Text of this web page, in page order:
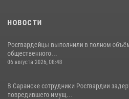
НОВОСТИ
Росгвардейцы выполнили в полном
общественного...
06 августа 2026, 08:48
В Саранске сотрудники Росгвардии
повредившего имущ...